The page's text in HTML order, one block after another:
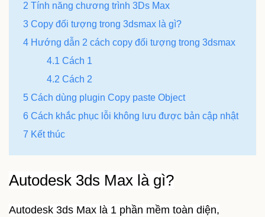
2 Tính năng chương trình 3Ds Max
3 Copy đối tượng trong 3dsmax là gì?
4 Hướng dẫn 2 cách copy đối tượng trong 3dsmax
4.1 Cách 1
4.2 Cách 2
5 Cách dùng plugin Copy paste Object
6 Cách khắc phục lỗi không lưu được bản cập nhật
7 Kết thúc
Autodesk 3ds Max là gì?
Autodesk 3ds Max là 1 phần mềm toàn diện,